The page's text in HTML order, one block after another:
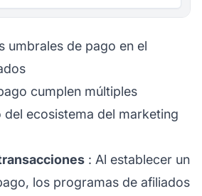
umbrales de pago en el
cumplen múltiples
ecosistema del marketing
: Al establecer un
los programas de afiliados